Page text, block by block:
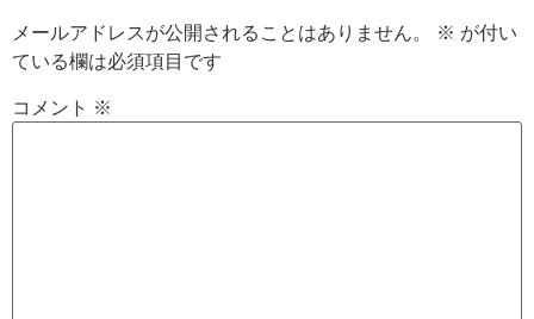
メールアドレスが公開されることはありません。 ※ が付い
ている欄は必須項目です
コメント ※